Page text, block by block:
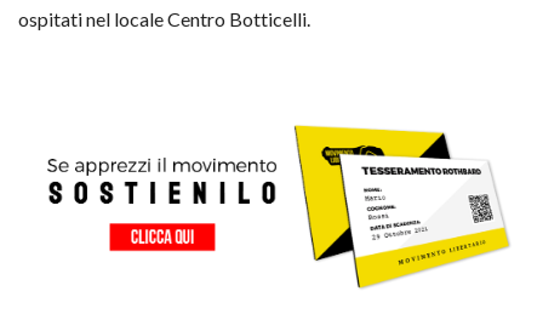
ospitati nel locale Centro Botticelli.